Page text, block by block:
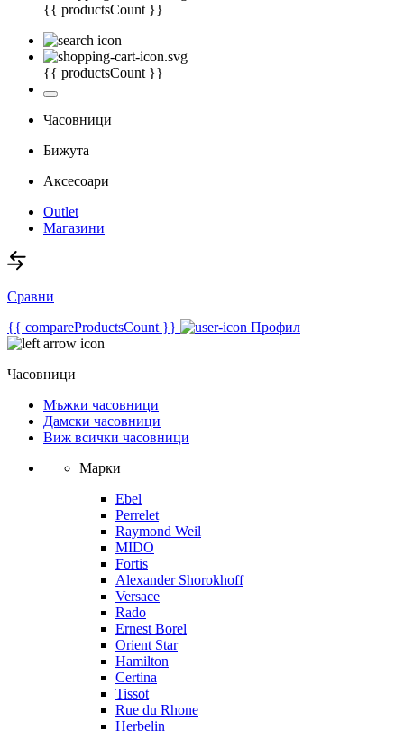
{{ productsCount }}
{{ productsCount }}
Часовници
Бижута
Аксесоари
Outlet
Магазини
Сравни
{{ compareProductsCount }}
Профил
Часовници
Мъжки часовници
Дамски часовници
Виж всички часовници
Марки
Ebel
Perrelet
Raymond Weil
MIDO
Fortis
Alexander Shorokhoff
Versace
Rado
Ernest Borel
Orient Star
Hamilton
Certina
Tissot
Rue du Rhone
Herbelin